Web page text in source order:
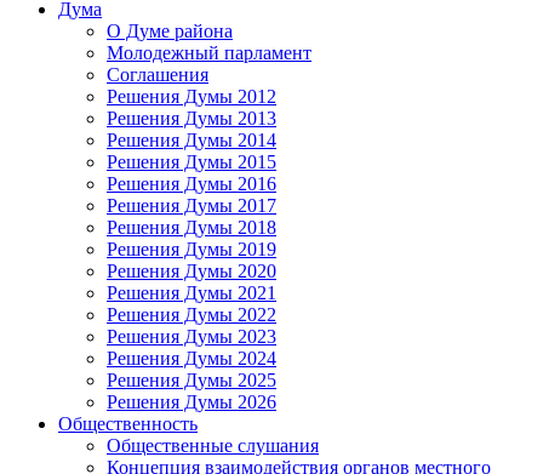
Дума
О Думе района
Молодежный парламент
Соглашения
Решения Думы 2012
Решения Думы 2013
Решения Думы 2014
Решения Думы 2015
Решения Думы 2016
Решения Думы 2017
Решения Думы 2018
Решения Думы 2019
Решения Думы 2020
Решения Думы 2021
Решения Думы 2022
Решения Думы 2023
Решения Думы 2024
Решения Думы 2025
Решения Думы 2026
Общественность
Общественные слушания
Концепция взаимодействия органов местного